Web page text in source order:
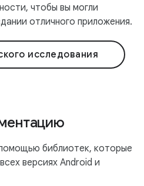
чтобы вы могли
отличного приложения.
исследования
библиотек, которые
версиях Android и